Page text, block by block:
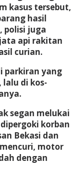
kasus tersebut,
hasil
polisi juga
api rakitan
curian.
parkiran yang
di kos-
segan melukai
korban
Bekasi dan
motor
dengan